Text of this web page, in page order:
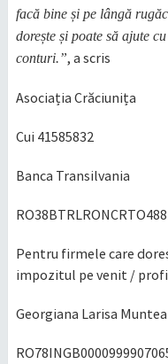
facă bine și pe lângă
dorește și poate să ajute
conturi.”, a scris
Asociația Crăciunița
Cui 41585832
Banca Transilvania
Pentru firmele care
impozitul pe venit /
Georgiana Larisa